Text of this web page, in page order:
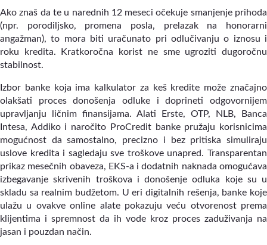
Ako znaš da te u narednih 12 meseci očekuje smanjenje prihoda
(npr. porodiljsko, promena posla, prelazak na honorarni
angažman), to mora biti uračunato pri odlučivanju o iznosu i
roku kredita. Kratkoročna korist ne sme ugroziti dugoročnu
stabilnost.
Izbor banke koja ima kalkulator za keš kredite može značajno
olakšati proces donošenja odluke i doprineti odgovornijem
upravljanju ličnim finansijama. Alati Erste, OTP, NLB, Banca
Intesa, Addiko i naročito ProCredit banke pružaju korisnicima
mogućnost da samostalno, precizno i bez pritiska simuliraju
uslove kredita i sagledaju sve troškove unapred. Transparentan
prikaz mesečnih obaveza, EKS-a i dodatnih naknada omogućava
izbegavanje skrivenih troškova i donošenje odluka koje su u
skladu sa realnim budžetom. U eri digitalnih rešenja, banke koje
ulažu u ovakve online alate pokazuju veću otvorenost prema
klijentima i spremnost da ih vode kroz proces zaduživanja na
jasan i pouzdan način.